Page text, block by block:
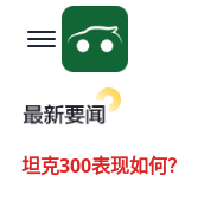
坦克300表现如何？